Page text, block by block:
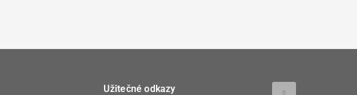
Užitečné odkazy